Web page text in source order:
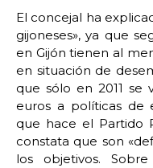
El concejal ha
gijoneses», ya que
en Gijón tienen al
en situación de
que sólo en 2011 se
euros a políticas de
que hace el Partido
constata que son
los objetivos.